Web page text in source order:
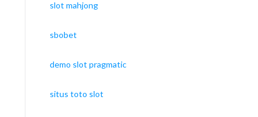
slot mahjong
sbobet
demo slot pragmatic
situs toto slot